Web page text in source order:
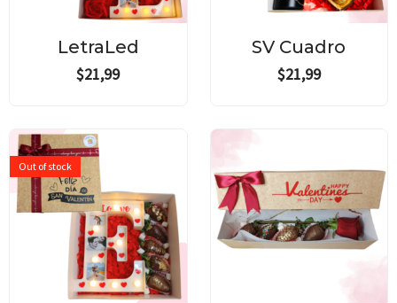
LetraLed
$21,99
SV Cuadro
$21,99
Out of stock